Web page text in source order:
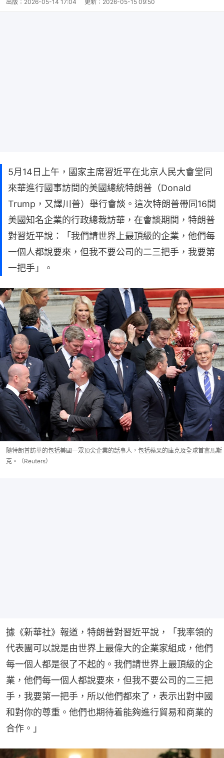
出版： 2026-05-14 17:04 更新： 2026-05-15 09:50
5月14日上午，國家主席習近平在北京人民大會堂同
來華進行國事訪問的美國總統特朗普（Donald
Trump，又譯川普）舉行會談。這次特朗普帶同16間
美國知名企業的行政總裁訪華，在會談期間，特朗普
對習近平說：「我們請世界上最頂級的企業，他們每
一個人都說要來，但我不要公司的二三把手，我要第
一把手」。
隨特朗普訪華的包括美國一眾頂尖企業的話事人，包括蘋果的庫克及全球首富馬斯
克。（Reuters）
據《新華社》報道，特朗普對習近平說，「我率領的
代表團可以說是由世界上最偉大的企業家組成，他們
每一個人都是很了不起的。我們請世界上最頂級的企
業，他們每一個人都說要來，但我不要公司的二三把
手，我要第一把手，所以他們都來了，表示出對中國
和對你的尊重。他們也期待着能夠進行貿易和商業的
合作。」